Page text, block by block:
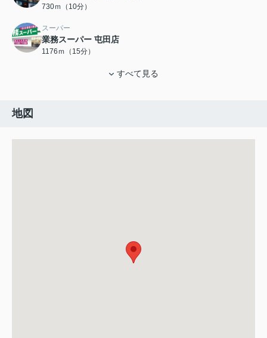
730ｍ（10分）
スーパー
業務スーパー 屯田店
1176ｍ（15分）
すべて見る
地図